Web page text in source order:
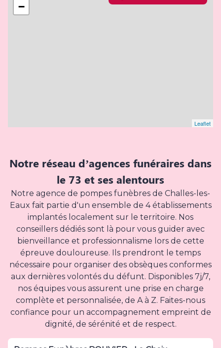
−
Leaflet
Notre réseau d’agences funéraires dans
le 73 et ses alentours
Notre agence de pompes funèbres de Challes-les-
Eaux fait partie d'un ensemble de 4 établissements
implantés localement sur le territoire. Nos
conseillers dédiés sont là pour vous guider avec
bienveillance et professionnalisme lors de cette
épreuve douloureuse. Ils prendront le temps
nécessaire pour organiser des obsèques conformes
aux dernières volontés du défunt. Disponibles 7j/7,
nos équipes vous assurent une prise en charge
complète et personnalisée, de A à Z. Faites-nous
confiance pour un accompagnement empreint de
dignité, de sérénité et de respect.